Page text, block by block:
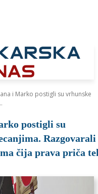
i Marko postigli su vrhunske
postigli su
Razgovarali
čija prava priča